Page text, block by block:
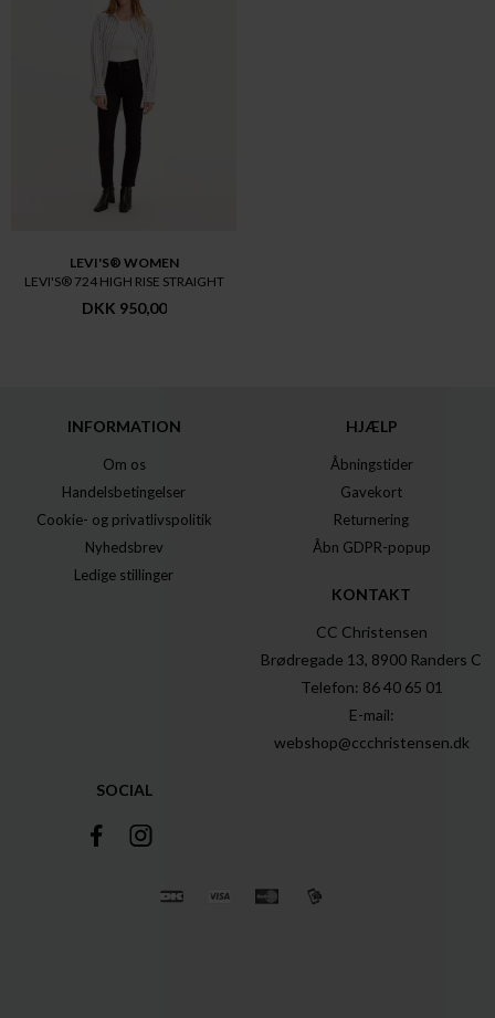
LEVI'S® WOMEN
LEVI'S® 724 HIGH RISE STRAIGHT
DKK 950,00
INFORMATION
Om os
Handelsbetingelser
Cookie- og privatlivspolitik
Nyhedsbrev
Ledige stillinger
HJÆLP
Åbningstider
Gavekort
Returnering
Åbn GDPR-popup
KONTAKT
CC Christensen
Brødregade 13, 8900 Randers C
Telefon: 86 40 65 01
E-mail:
webshop@ccchristensen.dk
SOCIAL